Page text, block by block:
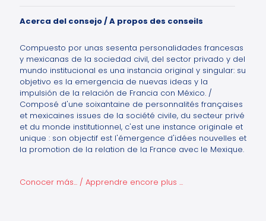
Acerca del consejo / A propos des conseils
Compuesto por unas sesenta personalidades francesas
y mexicanas de la sociedad civil, del sector privado y del
mundo institucional es una instancia original y singular: su
objetivo es la emergencia de nuevas ideas y la
impulsión de la relación de Francia con México. /
Composé d'une soixantaine de personnalités françaises
et mexicaines issues de la société civile, du secteur privé
et du monde institutionnel, c'est une instance originale et
unique : son objectif est l'émergence d'idées nouvelles et
la promotion de la relation de la France avec le Mexique.
Conocer más... / Apprendre encore plus ...